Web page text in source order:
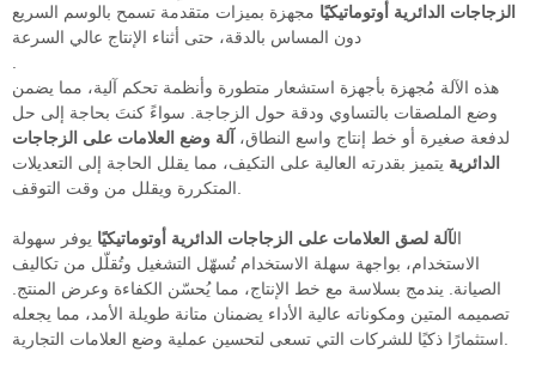
الزجاجات الدائرية أوتوماتيكيًا مجهزة بميزات متقدمة تسمح بالوسم السريع
دون المساس بالدقة، حتى أثناء الإنتاج عالي السرعة
هذه الآلة مُجهزة بأجهزة استشعار متطورة وأنظمة تحكم آلية، مما يضمن
وضع الملصقات بالتساوي ودقة حول الزجاجة. سواءً كنتَ بحاجة إلى حل
لدفعة صغيرة أو خط إنتاج واسع النطاق، آلة وضع العلامات على الزجاجات
الدائرية يتميز بقدرته العالية على التكيف، مما يقلل الحاجة إلى التعديلات
الآلة لصق العلامات على الزجاجات الدائرية أوتوماتيكيًا يوفر سهولة
الاستخدام، بواجهة سهلة الاستخدام تُسهّل التشغيل وتُقلّل من تكاليف
الصيانة. يندمج بسلاسة مع خط الإنتاج، مما يُحسّن الكفاءة وعرض المنتج.
تصميمه المتين ومكوناته عالية الأداء يضمنان متانة طويلة الأمد، مما يجعله